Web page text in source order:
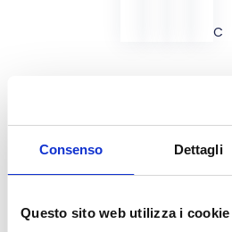
Consenso Dettagli
Questo sito web utilizza i cookie
GLOBAL FONTS
PRIMARY